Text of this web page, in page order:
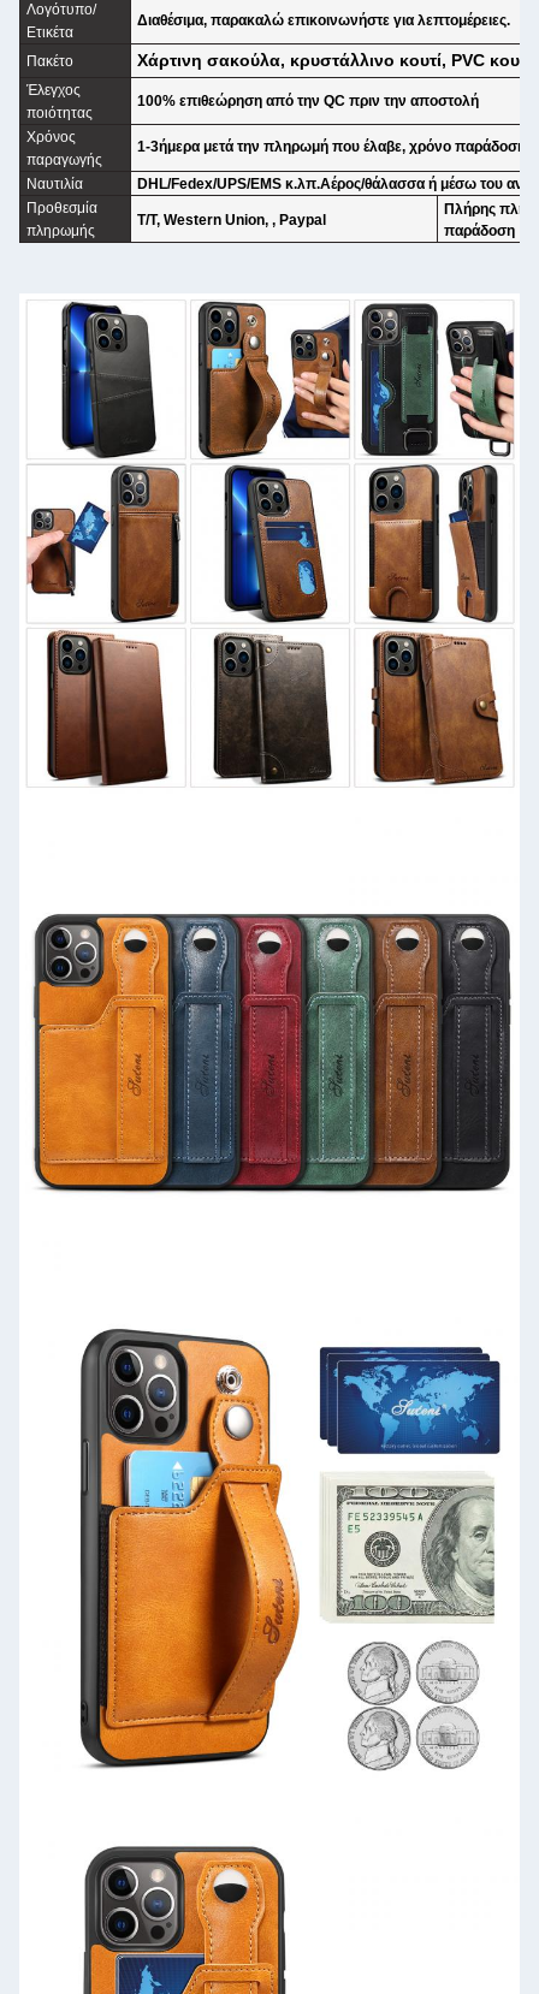
Λογότυπο/
Ετικέτα
Διαθέσιμα, παρακαλώ επικοινωνήστε για λεπτομέρειες.
Πακέτο Χάρτινη σακούλα, κρυστάλλινο κουτί, PVC κουτί
Έλεγχος
ποιότητας
100% επιθεώρηση από την QC πριν την αποστολή
Χρόνος
παραγωγής
1-3ήμερα μετά την πληρωμή που έλαβε, χρόνο
Ναυτιλία
DHL/Fedex/UPS/EMS κ.λπ.Αέρος/θάλασσα ή μέσω του
Προθεσμία
πληρωμής
Τ/Τ, Western Union, , Paypal
Πλήρης
παράδοση